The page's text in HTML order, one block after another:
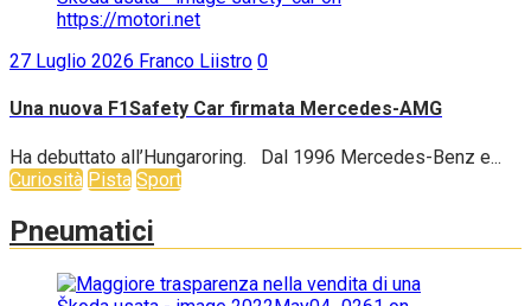
27 Luglio 2026 Franco Liistro 0
Una nuova F1Safety Car firmata Mercedes-AMG
Ha debuttato all’Hungaroring. Dal 1996 Mercedes-Benz e...
Curiosità Pista Sport
Pneumatici